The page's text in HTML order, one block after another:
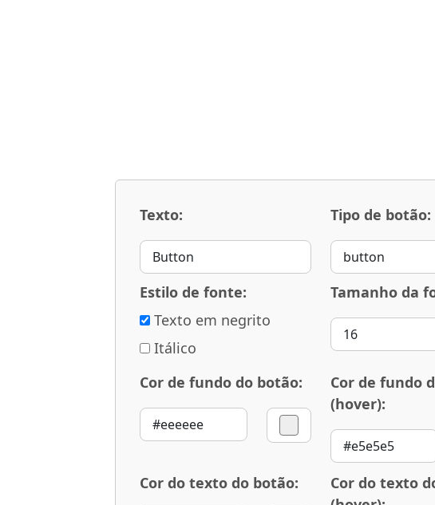
Texto: Tipo de botão:
Estilo de fonte:
Texto em negrito
Itálico
Tamanho da
Cor de fundo do botão:
Cor de fundo
(hover):
Cor do texto do botão:
Cor do texto